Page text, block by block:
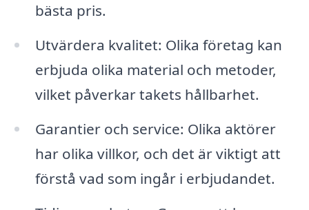
bästa pris.
Utvärdera kvalitet: Olika företag kan
erbjuda olika material och metoder,
vilket påverkar takets hållbarhet.
Garantier och service: Olika aktörer
har olika villkor, och det är viktigt att
förstå vad som ingår i erbjudandet.